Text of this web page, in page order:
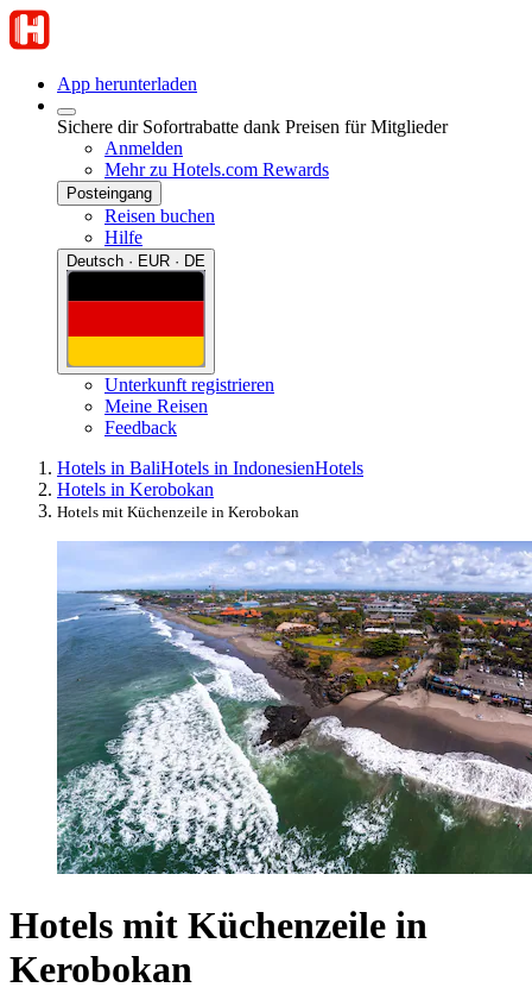
App herunterladen
Sichere dir Sofortrabatte dank Preisen für Mitglieder
Anmelden
Mehr zu Hotels.com Rewards
Posteingang
Reisen buchen
Hilfe
Deutsch · EUR · DE
Unterkunft registrieren
Meine Reisen
Feedback
Hotels in BaliHotels in IndonesienHotels
Hotels in Kerobokan
Hotels mit Küchenzeile in Kerobokan
Hotels mit Küchenzeile in
Kerobokan